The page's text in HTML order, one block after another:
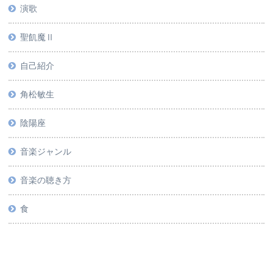
演歌
聖飢魔Ⅱ
自己紹介
角松敏生
陰陽座
音楽ジャンル
音楽の聴き方
食